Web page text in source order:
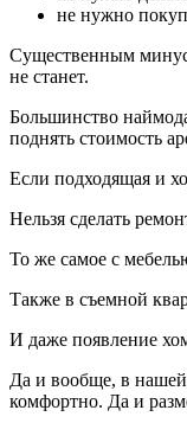
не нужно
Существенным
не станет.
Большинство
поднять стоимость
Если подходящая и
Нельзя сделать
То же самое с
Также в съемной
И даже появление
Да и вообще, в нашей
комфортно. Да и